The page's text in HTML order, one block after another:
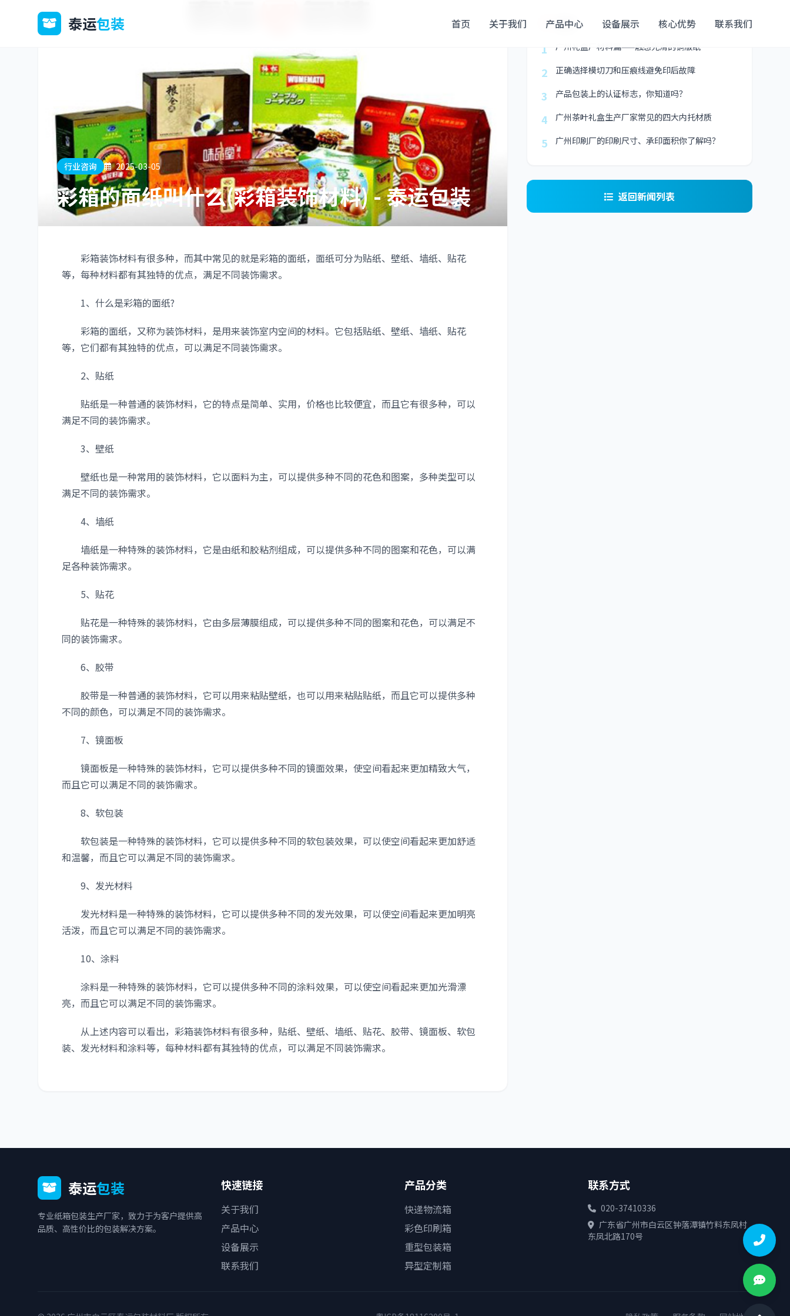
泰运包装 首页 关于我们 产品中心 设备展示 核心优势 联系我们
行业咨询 2025-03-05
彩箱的面纸叫什么(彩箱装饰材料) - 泰运包装
彩箱装饰材料有很多种，而其中常见的就是彩箱的面纸，面纸可分为贴纸、壁纸、墙纸、贴花
等，每种材料都有其独特的优点，满足不同装饰需求。
1、什么是彩箱的面纸?
彩箱的面纸，又称为装饰材料，是用来装饰室内空间的材料。它包括贴纸、壁纸、墙纸、贴花
等，它们都有其独特的优点，可以满足不同装饰需求。
2、贴纸
贴纸是一种普通的装饰材料，它的特点是简单、实用，价格也比较便宜，而且它有很多种，可以
满足不同的装饰需求。
3、壁纸
壁纸也是一种常用的装饰材料，它以面料为主，可以提供多种不同的花色和图案，多种类型可以
满足不同的装饰需求。
4、墙纸
墙纸是一种特殊的装饰材料，它是由纸和胶粘剂组成，可以提供多种不同的图案和花色，可以满
足各种装饰需求。
5、贴花
贴花是一种特殊的装饰材料，它由多层薄膜组成，可以提供多种不同的图案和花色，可以满足不
同的装饰需求。
6、胶带
胶带是一种普通的装饰材料，它可以用来粘贴壁纸，也可以用来粘贴贴纸，而且它可以提供多种
不同的颜色，可以满足不同的装饰需求。
7、镜面板
镜面板是一种特殊的装饰材料，它可以提供多种不同的镜面效果，使空间看起来更加精致大气，
而且它可以满足不同的装饰需求。
8、软包装
软包装是一种特殊的装饰材料，它可以提供多种不同的软包装效果，可以使空间看起来更加舒适
和温馨，而且它可以满足不同的装饰需求。
9、发光材料
发光材料是一种特殊的装饰材料，它可以提供多种不同的发光效果，可以使空间看起来更加明亮
活泼，而且它可以满足不同的装饰需求。
10、涂料
涂料是一种特殊的装饰材料，它可以提供多种不同的涂料效果，可以使空间看起来更加光滑漂
亮，而且它可以满足不同的装饰需求。
从上述内容可以看出，彩箱装饰材料有很多种，贴纸、壁纸、墙纸、贴花、胶带、镜面板、软包
装、发光材料和涂料等，每种材料都有其独特的优点，可以满足不同装饰需求。
最新
1
广州礼盒厂材料篇——触感光滑的铜版纸
2 正确选择模切刀和压痕线避免印后故障
3 产品包装上的认证标志，你知道吗？
4 广州茶叶礼盒生产厂家常见的四大内托材质
5 广州印刷厂的印刷尺寸、承印面积你了解吗？
返回新闻列表
泰运包装
专业纸箱包装生产厂家，致力于为客户提供高
品质、高性价比的包装解决方案。
快速链接
关于我们
产品中心
设备展示
联系我们
产品分类
快递物流箱
彩色印刷箱
重型包装箱
异型定制箱
联系方式
020-37410336
广东省广州市白云区钟落潭镇竹料东凤村
东凤北路170号